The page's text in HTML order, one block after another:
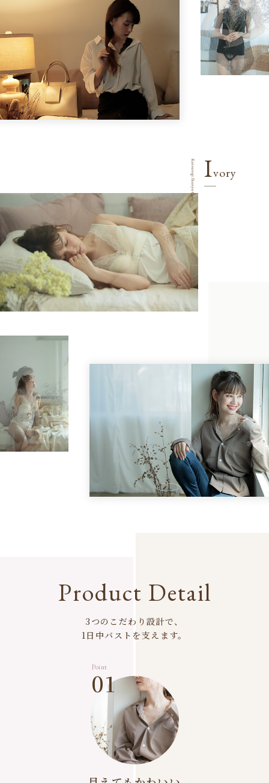
Ivory
Product Detail
3つのこだわり設計で、
1日中バストを支えます。
Point
01